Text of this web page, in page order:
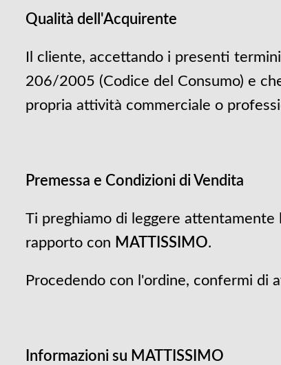
Qualità dell'Acquirente
Il cliente, accettando i presenti
206/2005 (Codice del Consumo) e
propria attività commerciale o
Premessa e Condizioni di Vendita
Ti preghiamo di leggere
rapporto con MATTISSIMO.
Procedendo con l'ordine, confermi di
Informazioni su MATTISSIMO